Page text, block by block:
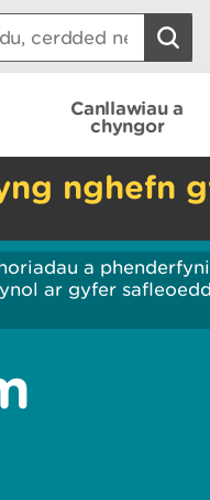
Canllawiau a
chyngor
nghefn
a
ar gyfer